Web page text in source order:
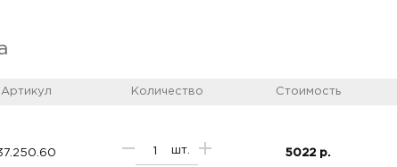
Артикул Количество Стоимость
шт. 5022 р.